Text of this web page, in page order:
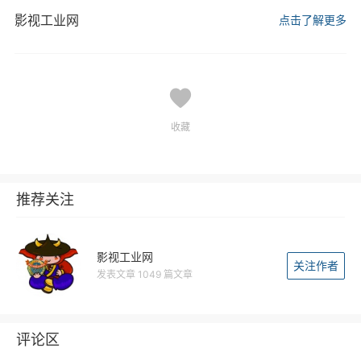
影视工业网 点击了解更多
收藏
推荐关注
影视工业网
发表文章 1049 篇文章
关注作者
评论区